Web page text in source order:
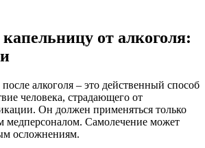
от алкоголя:
алкоголя – это действенный способ
человека, страдающего от
Он должен применяться только
Самолечение может
осложнениям.